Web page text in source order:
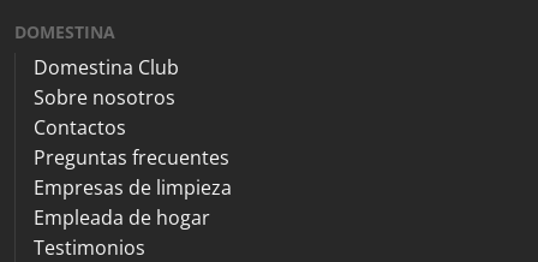
DOMESTINA
Domestina Club
Sobre nosotros
Contactos
Preguntas frecuentes
Empresas de limpieza
Empleada de hogar
Testimonios